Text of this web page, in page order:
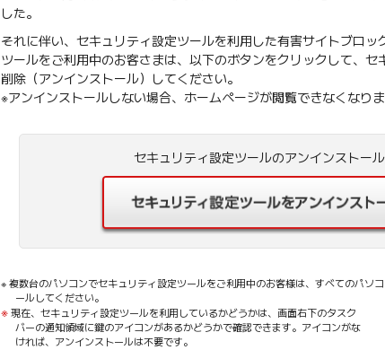
した。
それに伴い、セキュリティ設定ツールを利用した有害サイトブロ
ツールをご利用中のお客さまは、以下のボタンをクリックして、
削除（アンインストール）してください。
※アンインストールしない場合、ホームページが閲覧できなくなりま
セキュリティ設定ツールのアンインストー
※ 複数台のパソコンでセキュリティ設定ツールをご利用中のお客様は、すべてのパソ
ールしてください。
※現在、セキュリティ設定ツールを利用しているかどうかは、画面右下のタスク
バーの通知領域に鍵のアイコンがあるかどうかで確認できます。アイコンがな
ければ、アンインストールは不要です。